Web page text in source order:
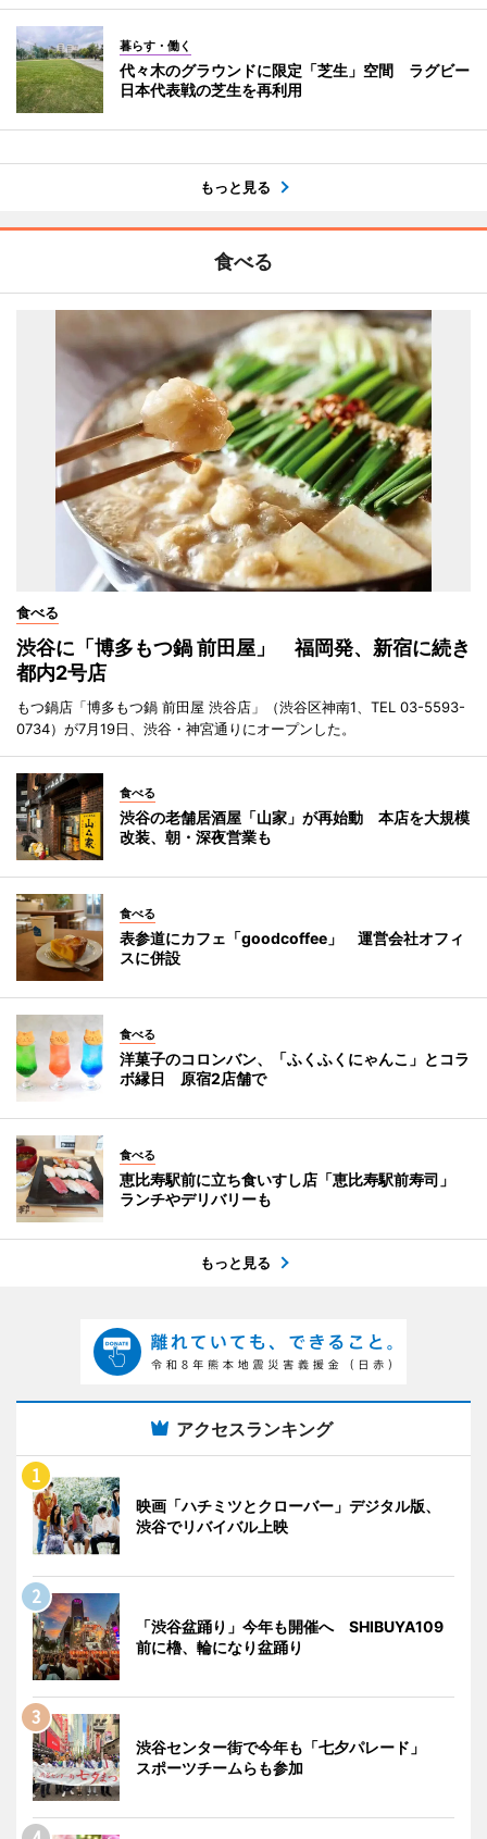
暮らす・働く
代々木のグラウンドに限定「芝生」空間 ラグビー
日本代表戦の芝生を再利用
もっと見る
食べる
食べる
渋谷に「博多もつ鍋 前田屋」 福岡発、新宿に続き
都内2号店
もつ鍋店「博多もつ鍋 前田屋 渋谷店」（渋谷区神南1、TEL 03-5593-
0734）が7月19日、渋谷・神宮通りにオープンした。
食べる
渋谷の老舗居酒屋「山家」が再始動 本店を大規模
改装、朝・深夜営業も
食べる
表参道にカフェ「goodcoffee」 運営会社オフィ
スに併設
食べる
洋菓子のコロンバン、「ふくふくにゃんこ」とコラ
ボ縁日 原宿2店舗で
食べる
恵比寿駅前に立ち食いすし店「恵比寿駅前寿司」
ランチやデリバリーも
もっと見る
アクセスランキング
映画「ハチミツとクローバー」デジタル版、
渋谷でリバイバル上映
「渋谷盆踊り」今年も開催へ SHIBUYA109
前に櫓、輪になり盆踊り
渋谷センター街で今年も「七夕パレード」
スポーツチームらも参加